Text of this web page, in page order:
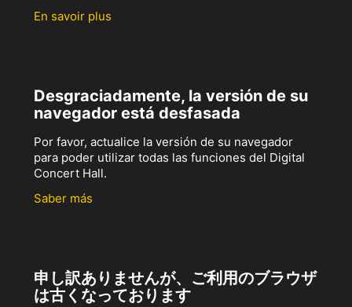
En savoir plus
Desgraciadamente, la versión de su
navegador está desfasada
Por favor, actualice la versión de su navegador
para poder utilizar todas las funciones del Digital
Concert Hall.
Saber más
申し訳ありませんが、ご利用のブラウザ
は古くなっております